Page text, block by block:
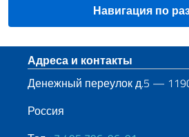
Навигация по
Нижний
Адреса и контакты
Денежный переулок д.5 —
Россия